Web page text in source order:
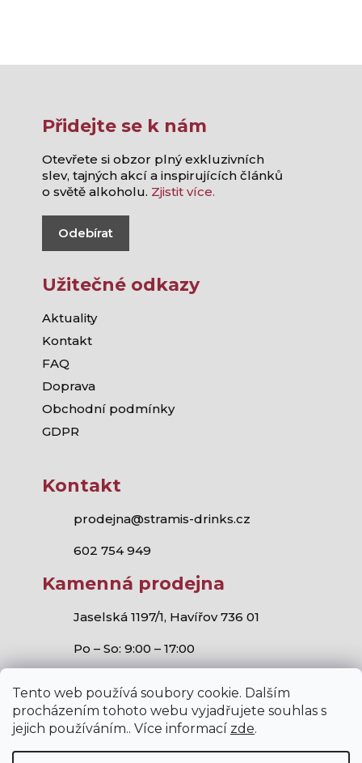
Tento web používá soubory cookie. Dalším
procházením tohoto webu vyjadřujete souhlas s
jejich používáním.. Více informací zde.
Přidejte se k nám
Otevřete si obzor plný exkluzivních
slev, tajných akcí a inspirujících článků
o světě alkoholu. Zjistit více.
Odebírat
Užitečné odkazy
Aktuality
Kontakt
FAQ
Doprava
Obchodní podmínky
GDPR
Kontakt
prodejna@stramis-drinks.cz
602 754 949
Kamenná prodejna
Jaselská 1197/1, Havířov 736 01
Po – So: 9:00 – 17:00
Stramis.cz všechna práva vyhrazena.